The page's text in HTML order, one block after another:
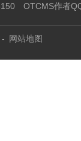
OTCMS作者
- 网站地图